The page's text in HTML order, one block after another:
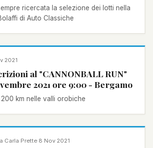
ricercata la selezione dei lotti nella
di Auto Classiche
2021
al "CANNONBALL RUN"
2021 ore 9:00 - Bergamo
km nelle valli orobiche
Carla Prette·8 Nov 2021